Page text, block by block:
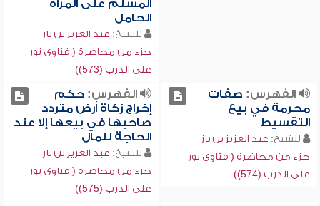
المسلم على المرأة
الحامل
للشيخ: عبد العزيز بن باز
جزء من محاضرة ( فتاوى نور
على الدرب (573))
الفهرس: صفات
محرمة في بيع
التقسيط
للشيخ: عبد العزيز بن باز
جزء من محاضرة ( فتاوى نور
على الدرب (574))
الفهرس:حكم
إخراج زكاة أرض متردد
صاحبها في بيعها إلا عند
الحاجة للمال
للشيخ: عبد العزيز بن باز
جزء من محاضرة ( فتاوى نور
على الدرب (575))